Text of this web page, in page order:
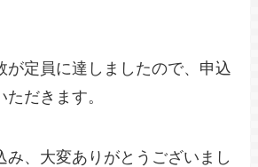
が定員に達しましたので、申込
だきます。
み、大変ありがとうございまし